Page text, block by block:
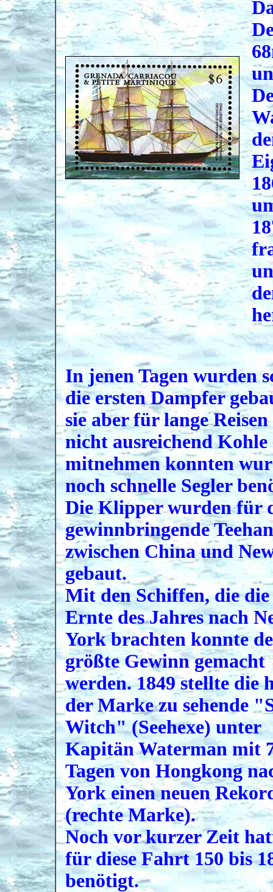
In jenen Tagen wurden
die ersten Dampfer
sie aber für lange
nicht ausreichend Kohle
mitnehmen konnten
noch schnelle Segler
Die Klipper wurden für
gewinnbringende
zwischen China und
gebaut.
Mit den Schiffen, die die
Ernte des Jahres nach
York brachten konnte
größte Gewinn gemacht
werden. 1849 stellte die
der Marke zu sehende
Witch" (Seehexe) unter
Kapitän Waterman mit
Tagen von Hongkong
York einen neuen
(rechte Marke).
Noch vor kurzer Zeit
für diese Fahrt 150 bis
benötigt.